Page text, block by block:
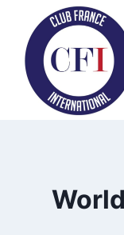
content